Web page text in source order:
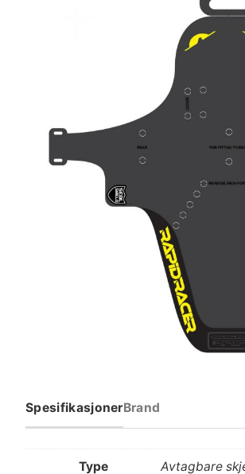
SpesifikasjonerBrand
Type Avtagbare